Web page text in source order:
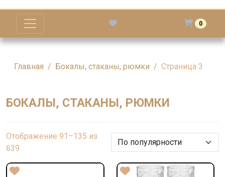
0
Главная Бокалы, стаканы, рюмки Страница 3
БОКАЛЫ, СТАКАНЫ, РЮМКИ
Отображение 91–135 из
639
рейтингу